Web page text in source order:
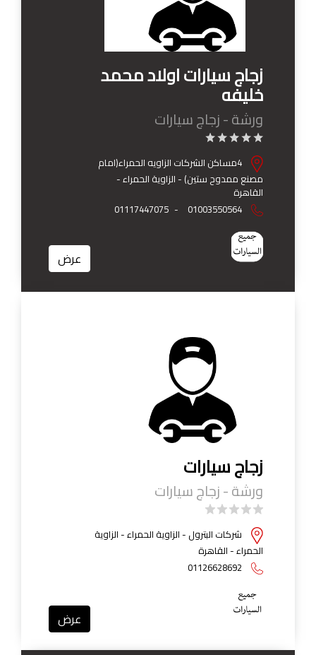
زجاج سيارات اولاد محمد
خليفه
ورشة - زجاج سيارات
4مساكن الشركات الزاويه الحمراء(امام
مصنع ممدوح ستين) - الزاوية الحمراء -
القاهرة
01003550564
-
01117447075
عرض
زجاج سيارات
ورشة - زجاج سيارات
شركات البترول - الزاوية الحمراء - الزاوية
الحمراء - القاهرة
01126628692
عرض